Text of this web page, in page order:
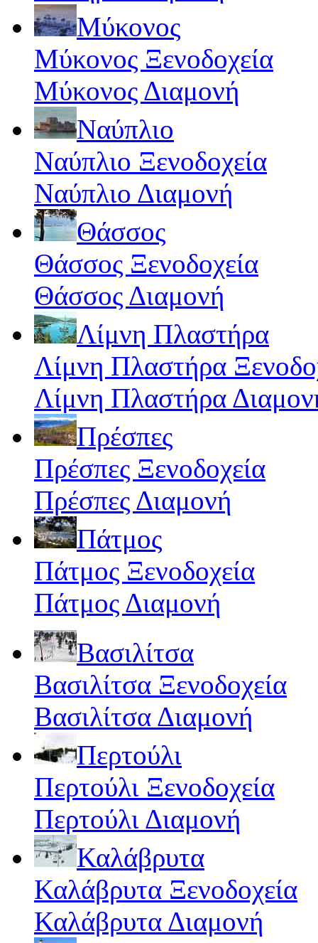
Μύκονος
Μύκονος Ξενοδοχεία
Μύκονος Διαμονή
Ναύπλιο
Ναύπλιο Ξενοδοχεία
Ναύπλιο Διαμονή
Θάσσος
Θάσσος Ξενοδοχεία
Θάσσος Διαμονή
Λίμνη Πλαστήρα
Λίμνη Πλαστήρα
Λίμνη Πλαστήρα
Πρέσπες
Πρέσπες Ξενοδοχεία
Πρέσπες Διαμονή
Πάτμος
Πάτμος Ξενοδοχεία
Πάτμος Διαμονή
Βασιλίτσα
Βασιλίτσα Ξενοδοχεία
Βασιλίτσα Διαμονή
Περτούλι
Περτούλι Ξενοδοχεία
Περτούλι Διαμονή
Καλάβρυτα
Καλάβρυτα Ξενοδοχεία
Καλάβρυτα Διαμονή